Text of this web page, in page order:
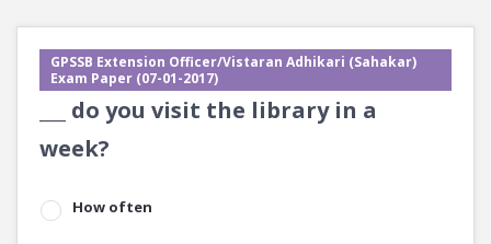
GPSSB Extension Officer/Vistaran Adhikari (Sahakar)
Exam Paper (07-01-2017)
___ do you visit the library in a
week?
How often